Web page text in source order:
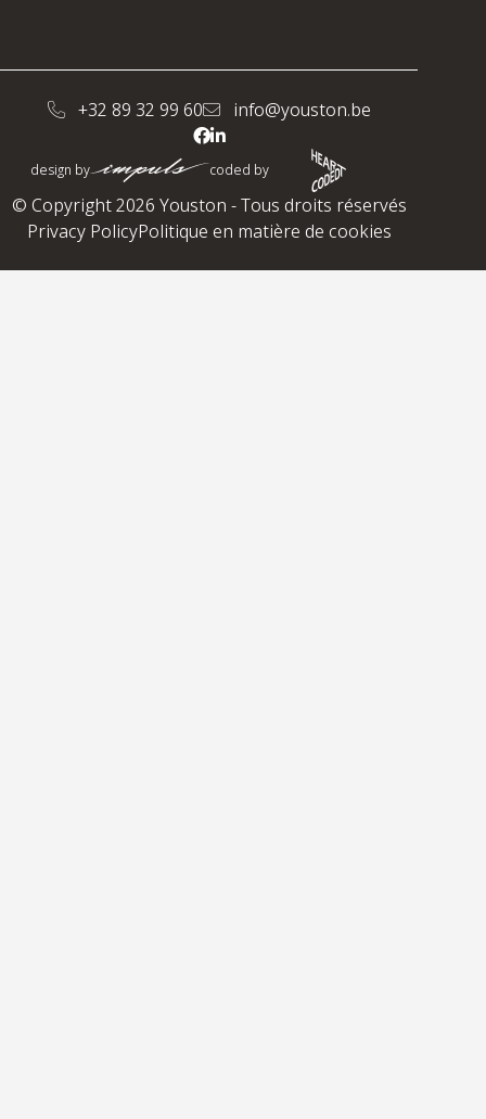
+32 89 32 99 60 info@youston.be
design by coded by
© Copyright 2026 Youston - Tous droits réservés
Privacy PolicyPolitique en matière de cookies